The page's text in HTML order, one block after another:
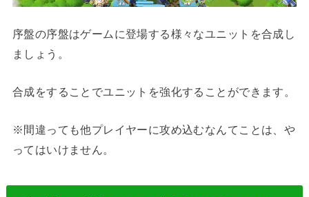
序盤の序盤はゲームに登場する様々なユニットを合成し
ましょう。
合成をすることでユニットを強化することができます。
※間違っても他プレイヤーに攻め込むなんてことは、や
ってはいけません。